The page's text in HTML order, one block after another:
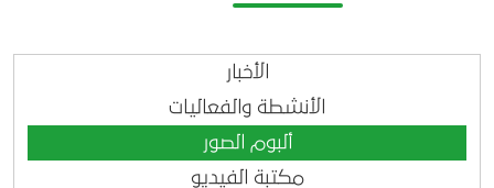
الأخبار
الأنشطة والفعاليات
ألبوم الصور
مكتبة الفيديو